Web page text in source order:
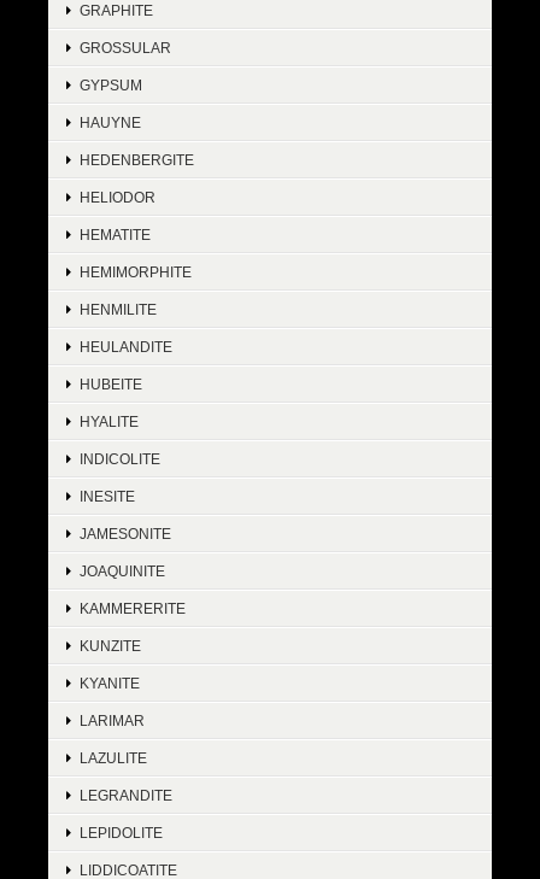
GRAPHITE
GROSSULAR
GYPSUM
HAUYNE
HEDENBERGITE
HELIODOR
HEMATITE
HEMIMORPHITE
HENMILITE
HEULANDITE
HUBEITE
HYALITE
INDICOLITE
INESITE
JAMESONITE
JOAQUINITE
KAMMERERITE
KUNZITE
KYANITE
LARIMAR
LAZULITE
LEGRANDITE
LEPIDOLITE
LIDDICOATITE